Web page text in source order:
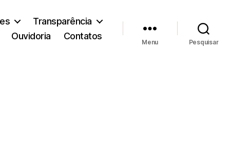
Transparência
Ouvidoria Contatos
Menu Pesquisar